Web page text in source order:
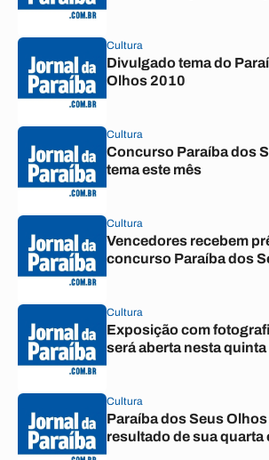
Cultura
Divulgado tema do
Olhos 2010
Cultura
Concurso Paraíba dos
tema este mês
Cultura
Vencedores recebem
concurso Paraíba dos
Cultura
Exposição com
será aberta nesta quinta
Cultura
Paraíba dos Seus
resultado de sua quarta